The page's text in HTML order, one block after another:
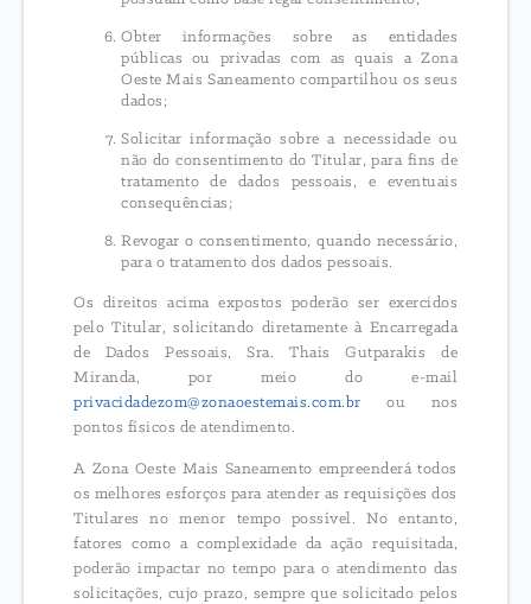
Obter informações sobre as entidades
públicas ou privadas com as quais a Zona
Oeste Mais Saneamento compartilhou os seus
dados;
Solicitar informação sobre a necessidade ou
não do consentimento do Titular, para fins de
tratamento de dados pessoais, e eventuais
consequências;
Revogar o consentimento, quando necessário,
para o tratamento dos dados pessoais.
Os direitos acima expostos poderão ser exercidos
pelo Titular, solicitando diretamente à Encarregada
de Dados Pessoais, Sra. Thais Gutparakis de
Miranda, por meio do e-mail
privacidadezom@zonaoestemais.com.br ou nos
pontos físicos de atendimento.
A Zona Oeste Mais Saneamento empreenderá todos
os melhores esforços para atender as requisições dos
Titulares no menor tempo possível. No entanto,
fatores como a complexidade da ação requisitada,
poderão impactar no tempo para o atendimento das
solicitações, cujo prazo, sempre que solicitado pelos